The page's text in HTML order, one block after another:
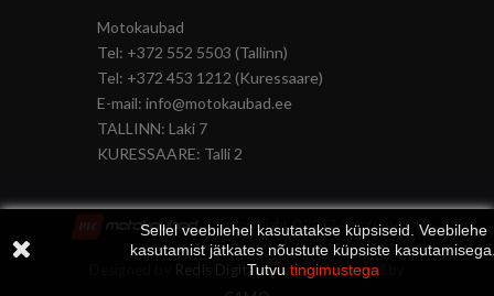
Motokaubad
Tel: +372 552 5503 (Tallinn)
Tel: +372 453 1212 (Kuressaare)
E-mail: info@motokaubad.ee
TALLINN: Laki 7
KURESSAARE: Talli 2
Sellel veebilehel kasutatakse küpsiseid. Veebilehe
kasutamist jätkates nõustute küpsiste
Tutvu tingimustega
Copyright © 2017 Autofrend OÜ
Redis Digital
and developed by